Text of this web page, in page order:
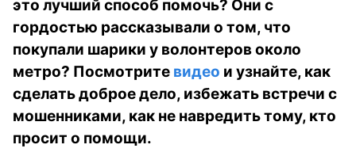
это лучший способ помочь? Они с
гордостью рассказывали о том, что
покупали шарики у волонтеров около
метро? Посмотрите видео и узнайте, как
сделать доброе дело, избежать встречи с
мошенниками, как не навредить тому, кто
просит о помощи.